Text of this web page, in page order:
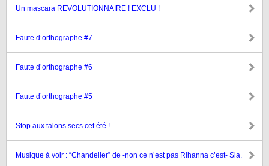
Un mascara REVOLUTIONNAIRE ! EXCLU !
Faute d’orthographe #7
Faute d’orthographe #6
Faute d’orthographe #5
Stop aux talons secs cet été !
Musique à voir : “Chandelier” de -non ce n’est pas Rihanna c’est- Sia.